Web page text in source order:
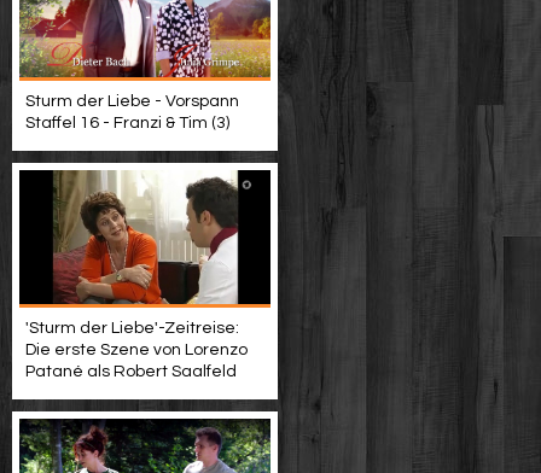
Sturm der Liebe - Vorspann
Staffel 16 - Franzi & Tim (3)
'Sturm der Liebe'-Zeitreise:
Die erste Szene von Lorenzo
Patané als Robert Saalfeld